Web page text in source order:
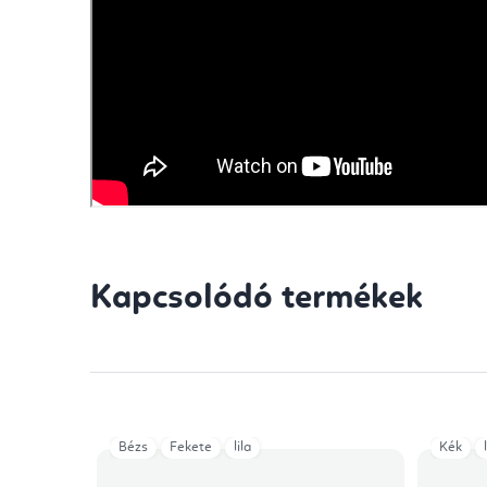
Kapcsolódó termékek
Bézs Fekete lila Kék